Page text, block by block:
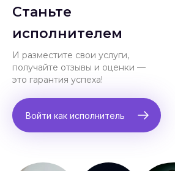
Станьте
исполнителем
И разместите свои услуги,
получайте отзывы и оценки —
это гарантия успеха!
Войти как исполнитель